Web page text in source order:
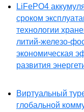
LiFePO4
сроком
технологии
литий-железо-
экономическая
развития
Виртуальный
глобальной